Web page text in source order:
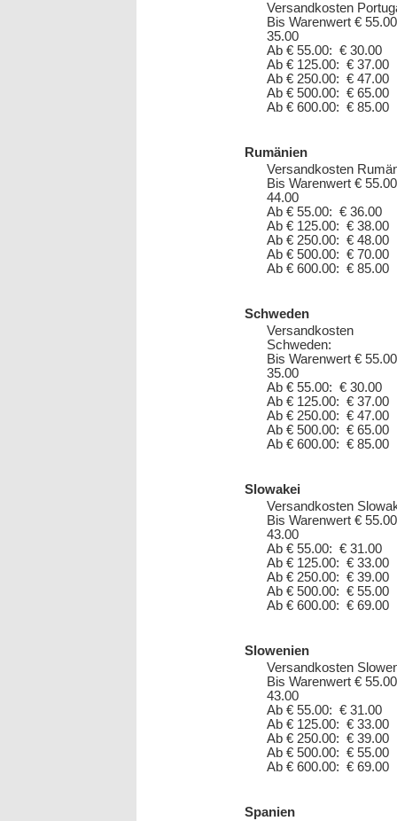
Versandkosten
Bis Warenwert €
35.00
Ab € 55.00: € 30.00
Ab € 125.00: € 37.00
Ab € 250.00: € 47.00
Ab € 500.00: € 65.00
Ab € 600.00: € 85.00
Rumänien
Versandkosten
Bis Warenwert €
44.00
Ab € 55.00: € 36.00
Ab € 125.00: € 38.00
Ab € 250.00: € 48.00
Ab € 500.00: € 70.00
Ab € 600.00: € 85.00
Schweden
Versandkosten
Schweden:
Bis Warenwert €
35.00
Ab € 55.00: € 30.00
Ab € 125.00: € 37.00
Ab € 250.00: € 47.00
Ab € 500.00: € 65.00
Ab € 600.00: € 85.00
Slowakei
Versandkosten
Bis Warenwert €
43.00
Ab € 55.00: € 31.00
Ab € 125.00: € 33.00
Ab € 250.00: € 39.00
Ab € 500.00: € 55.00
Ab € 600.00: € 69.00
Slowenien
Versandkosten
Bis Warenwert €
43.00
Ab € 55.00: € 31.00
Ab € 125.00: € 33.00
Ab € 250.00: € 39.00
Ab € 500.00: € 55.00
Ab € 600.00: € 69.00
Spanien